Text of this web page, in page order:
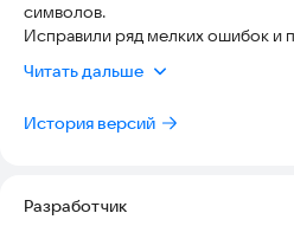
символов.
Исправили ряд мелких ошибок и
Читать дальше
История версий
Разработчик